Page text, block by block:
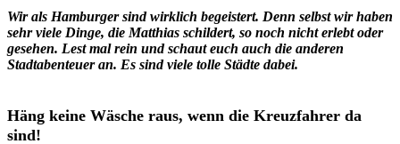
Wir als Hamburger sind wirklich begeistert. Denn selbst wir haben
sehr viele Dinge, die Matthias schildert, so noch nicht erlebt oder
gesehen. Lest mal rein und schaut euch auch die anderen
Stadtabenteuer an. Es sind viele tolle Städte dabei.
Häng keine Wäsche raus, wenn die Kreuzfahrer da
sind!